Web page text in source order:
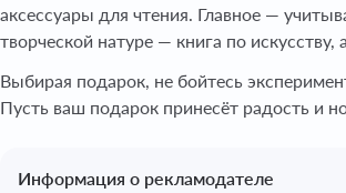
аксессуары для чтения. Главное —
творческой натуре — книга по
Выбирая подарок, не бойтесь
Пусть ваш подарок принесёт радость и
Информация о рекламодателе